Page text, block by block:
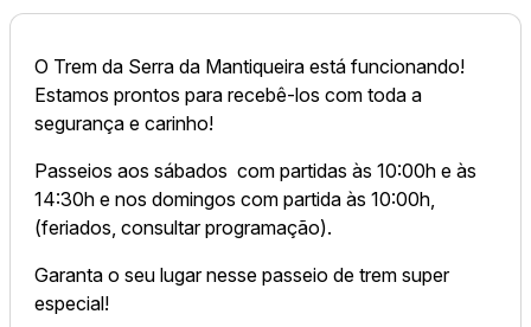
O Trem da Serra da Mantiqueira está funcionando!
Estamos prontos para recebê-los com toda a
segurança e carinho!
Passeios aos sábados com partidas às 10:00h e às
14:30h e nos domingos com partida às 10:00h,
(feriados, consultar programação).
Garanta o seu lugar nesse passeio de trem super
especial!